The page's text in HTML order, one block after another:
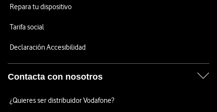
Repara tu dispositivo
Tarifa social
Declaración Accesibilidad
Contacta con nosotros
¿Quieres ser distribuidor Vodafone?